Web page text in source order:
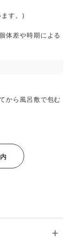
す。)
体差や時期による
から風呂敷で包む